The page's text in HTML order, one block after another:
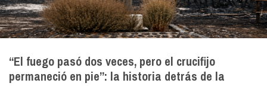
“El fuego pasó dos veces, pero el crucifijo
permaneció en pie”: la historia detrás de la